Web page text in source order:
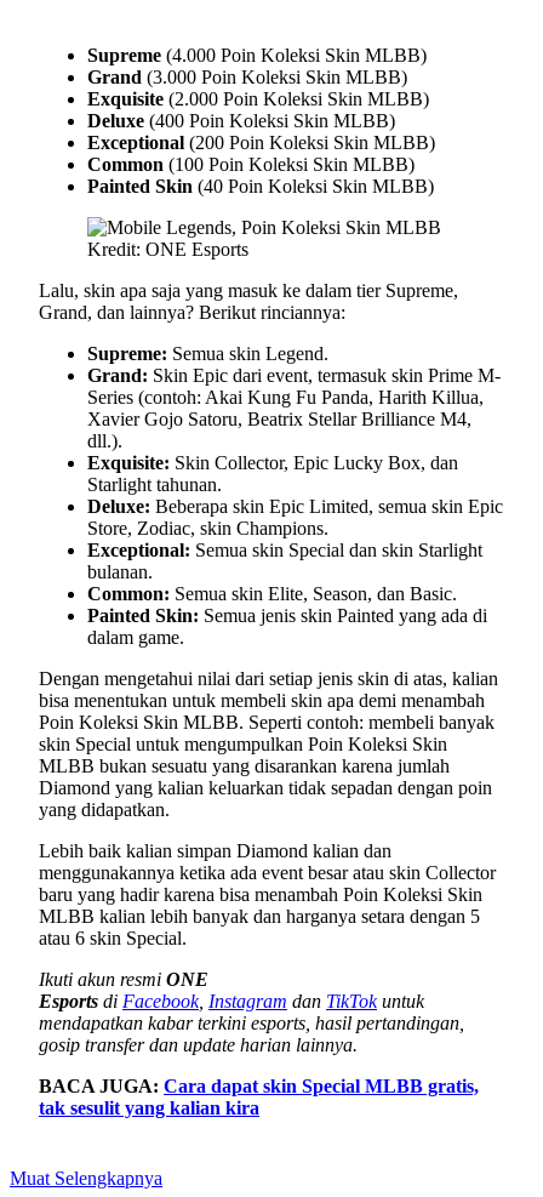
Supreme (4.000 Poin Koleksi Skin MLBB)
Grand (3.000 Poin Koleksi Skin MLBB)
Exquisite (2.000 Poin Koleksi Skin MLBB)
Deluxe (400 Poin Koleksi Skin MLBB)
Exceptional (200 Poin Koleksi Skin MLBB)
Common (100 Poin Koleksi Skin MLBB)
Painted Skin (40 Poin Koleksi Skin MLBB)
Kredit: ONE Esports
Lalu, skin apa saja yang masuk ke dalam tier Supreme,
Grand, dan lainnya? Berikut rinciannya:
Supreme: Semua skin Legend.
Grand: Skin Epic dari event, termasuk skin Prime M-
Series (contoh: Akai Kung Fu Panda, Harith Killua,
Xavier Gojo Satoru, Beatrix Stellar Brilliance M4,
dll.).
Exquisite: Skin Collector, Epic Lucky Box, dan
Starlight tahunan.
Deluxe: Beberapa skin Epic Limited, semua skin Epic
Store, Zodiac, skin Champions.
Exceptional: Semua skin Special dan skin Starlight
bulanan.
Common: Semua skin Elite, Season, dan Basic.
Painted Skin: Semua jenis skin Painted yang ada di
dalam game.
Dengan mengetahui nilai dari setiap jenis skin di atas, kalian
bisa menentukan untuk membeli skin apa demi menambah
Poin Koleksi Skin MLBB. Seperti contoh: membeli banyak
skin Special untuk mengumpulkan Poin Koleksi Skin
MLBB bukan sesuatu yang disarankan karena jumlah
Diamond yang kalian keluarkan tidak sepadan dengan poin
yang didapatkan.
Lebih baik kalian simpan Diamond kalian dan
menggunakannya ketika ada event besar atau skin Collector
baru yang hadir karena bisa menambah Poin Koleksi Skin
MLBB kalian lebih banyak dan harganya setara dengan 5
atau 6 skin Special.
Ikuti akun resmi ONE
Esports di Facebook, Instagram dan TikTokuntuk
mendapatkan kabar terkini esports, hasil pertandingan,
gosip transfer dan update harian lainnya.
BACA JUGA: Cara dapat skin Special MLBB gratis,
tak sesulit yang kalian kira
Muat Selengkapnya